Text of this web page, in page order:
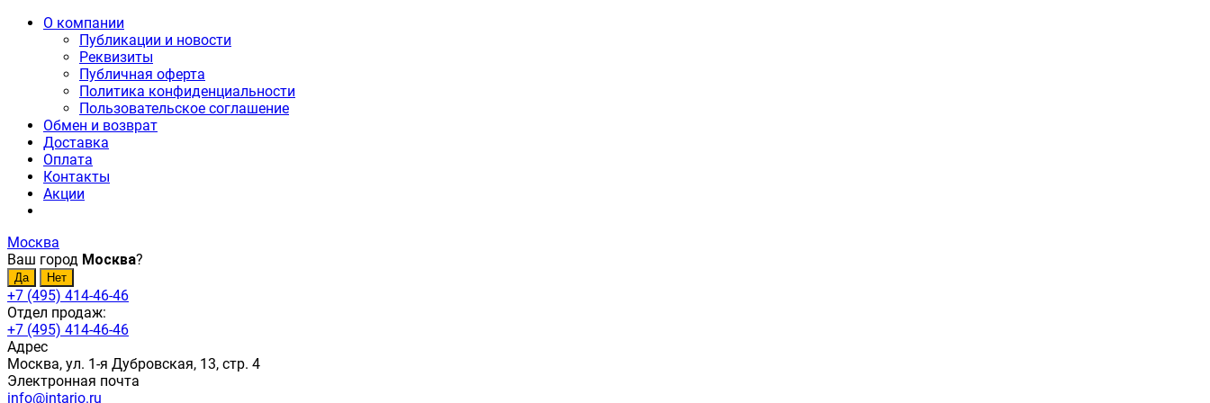
О компании
Публикации и новости
Реквизиты
Публичная оферта
Политика конфиденциальности
Пользовательское соглашение
Обмен и возврат
Доставка
Оплата
Контакты
Акции
Москва
Ваш город Москва?
+7 (495) 414-46-46
Отдел продаж:
+7 (495) 414-46-46
Адрес
Москва, ул. 1-я Дубровская, 13, стр. 4
Электронная почта
info@intario.ru